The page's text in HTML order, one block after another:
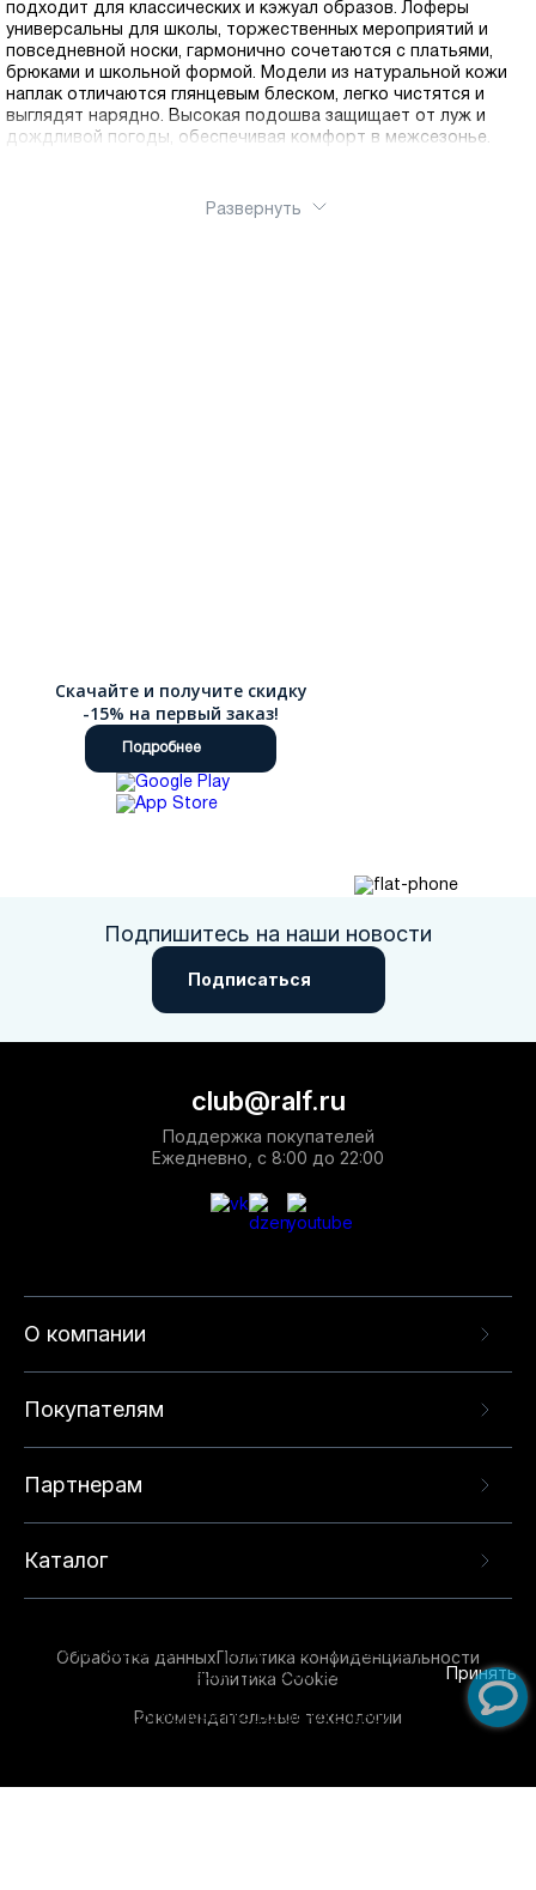
подходит для классических и кэжуал образов. Лоферы
универсальны для школы, торжественных мероприятий и
повседневной носки, гармонично сочетаются с платьями,
брюками и школьной формой. Модели из натуральной кожи
наплак отличаются глянцевым блеском, легко чистятся и
выглядят нарядно. Высокая подошва защищает от луж и
дождливой погоды, обеспечивая комфорт в межсезонье.
Развернуть
Скачайте и получите скидку
-15% на первый заказ!
Подробнее
Подпишитесь на наши новости
Подписаться
О компании
Покупателям
Партнерам
Каталог
club@ralf.ru
Поддержка покупателей
Ежедневно, с 8:00 до 22:00
Обработка данныхПолитика конфиденциальности
Политика Cookie
Рекомендательные технологии
опыта на нашем сайте. Продолжая использовать
данный сайт, вы соглашаетесь с использованием
технологий. Для получения дополнительной
Принять